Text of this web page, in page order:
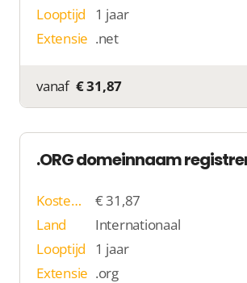
Looptijd
1 jaar
Extensie .net
vanaf € 31,87
.ORG domeinnaam
Kosten p/j
€ 31,87
Land
Internationaal
Looptijd
1 jaar
Extensie .org